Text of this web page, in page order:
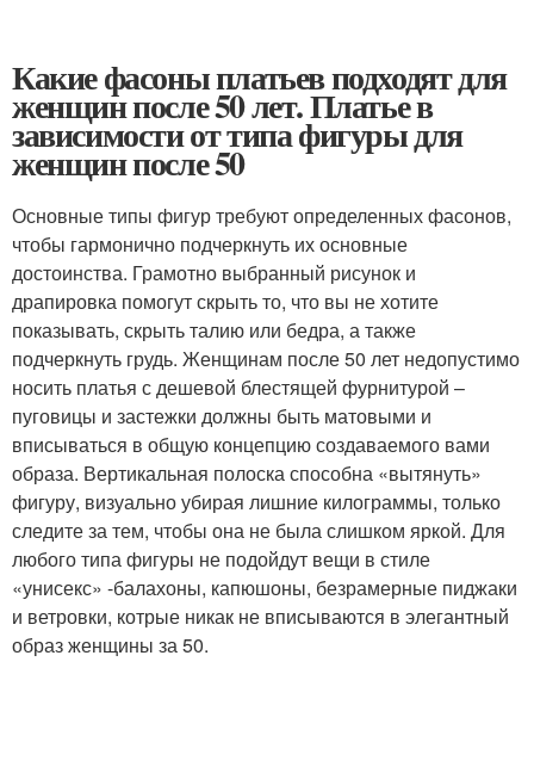
Какие фасоны платьев подходят для
женщин после 50 лет. Платье в
зависимости от типа фигуры для
женщин после 50
Основные типы фигур требуют определенных фасонов,
чтобы гармонично подчеркнуть их основные
достоинства. Грамотно выбранный рисунок и
драпировка помогут скрыть то, что вы не хотите
показывать, скрыть талию или бедра, а также
подчеркнуть грудь. Женщинам после 50 лет недопустимо
носить платья с дешевой блестящей фурнитурой –
пуговицы и застежки должны быть матовыми и
вписываться в общую концепцию создаваемого вами
образа. Вертикальная полоска способна «вытянуть»
фигуру, визуально убирая лишние килограммы, только
следите за тем, чтобы она не была слишком яркой. Для
любого типа фигуры не подойдут вещи в стиле
«унисекс» -балахоны, капюшоны, безрамерные пиджаки
и ветровки, котрые никак не вписываются в элегантный
образ женщины за 50.